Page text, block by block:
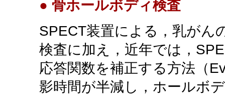
● 骨ホールボディ検査
SPECT装置による，乳がん
検査に加え，近年では，
応答関数を補正する方法（
影時間が半減し，ホールボ